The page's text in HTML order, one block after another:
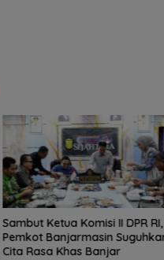
Lantik Pejabat Pemprov Kalsel,
Gubernur Muhidin Tegaskan
Penempatan Berbasis Talenta